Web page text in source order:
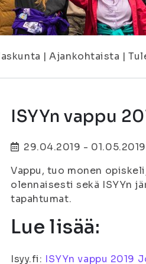
| Ajankohtaista |
ISYYn vappu
29.04.2019 -
Vappu, tuo monen
olennaisesti sekä ISYYn
tapahtumat.
Lue lisää:
Isyy.fi: ISYYn vappu 2019